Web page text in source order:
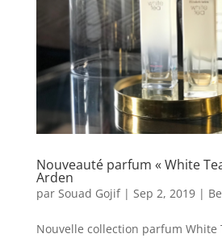
Nouveauté parfum « White
Arden
par Souad Gojif| Sep 2, 2019|
Nouvelle collection parfum White